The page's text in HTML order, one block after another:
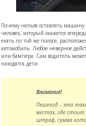
Почему нельзя оставлять машину
человек, который окажется
ехать по той же полосе,
автомобиль. Любое неверное
или бампера. Сам водитель
находятся дети.
Внимание!
Пешеход – это
местах, где стоит
штраф, сумма